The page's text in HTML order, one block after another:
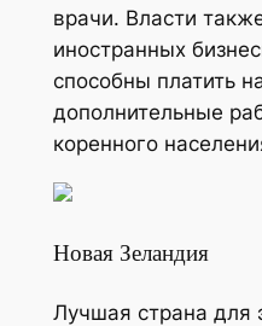
врачи. Власти
иностранных
способны платить
дополнительные
коренного
Новая Зеландия
Лучшая страна для